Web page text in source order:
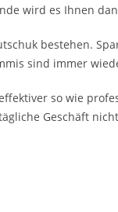
wird es Ihnen
bestehen.
sind immer
so wie
Geschäft